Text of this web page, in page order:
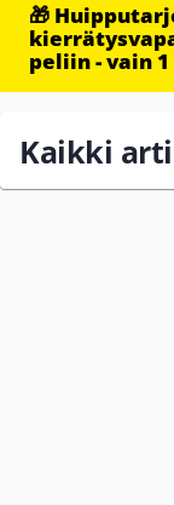
🎁
peliin - vain
Kaikki